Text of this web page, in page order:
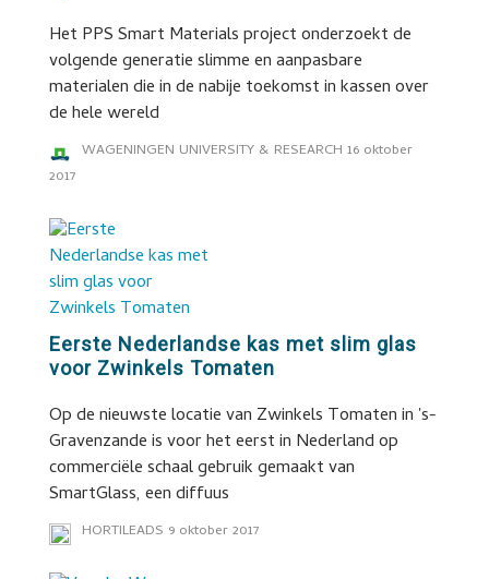
Het PPS Smart Materials project onderzoekt de
volgende generatie slimme en aanpasbare
materialen die in de nabije toekomst in kassen over
de hele wereld
WAGENINGEN UNIVERSITY & RESEARCH 16 oktober
2017
Eerste Nederlandse kas met slim glas
voor Zwinkels Tomaten
Op de nieuwste locatie van Zwinkels Tomaten in 's-
Gravenzande is voor het eerst in Nederland op
commerciële schaal gebruik gemaakt van
SmartGlass, een diffuus
HORTILEADS 9 oktober 2017